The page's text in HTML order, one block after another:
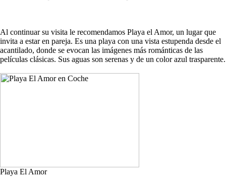
Al continuar su visita le recomendamos Playa el Amor, un lugar que
invita a estar en pareja. Es una playa con una vista estupenda desde el
acantilado, donde se evocan las imágenes más románticas de las
películas clásicas. Sus aguas son serenas y de un color azul trasparente.
Playa El Amor